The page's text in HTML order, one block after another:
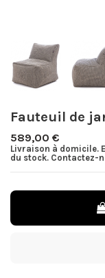
Fauteuil de
589,00 €
Livraison à domicile.
du stock. Contactez-